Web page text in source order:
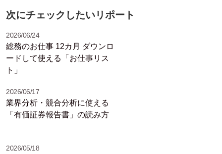
次にチェックしたいリポート
2026/06/24
総務のお仕事 12カ月 ダウンロ
ードして使える「お仕事リス
ト」
2026/06/17
業界分析・競合分析に使える
「有価証券報告書」の読み方
2026/05/18